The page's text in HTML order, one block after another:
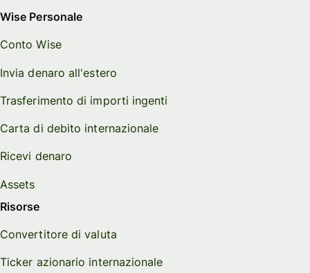
Wise Personale
Conto Wise
Invia denaro all'estero
Trasferimento di importi ingenti
Carta di debito internazionale
Ricevi denaro
Assets
Risorse
Convertitore di valuta
Ticker azionario internazionale